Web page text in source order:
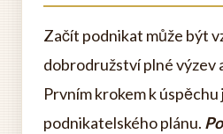
Začít podnikat může být
dobrodružství plné výzev
Prvním krokem k úspěchu
podnikatelského plánu.